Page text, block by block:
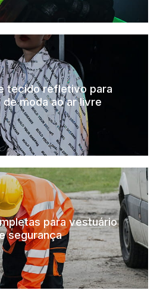
tecido refletivo para
moda ao ar livre
para vestuário
segurança